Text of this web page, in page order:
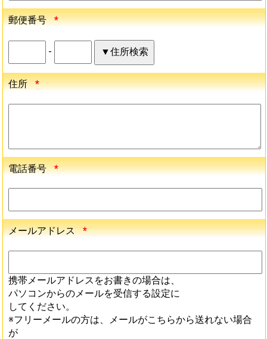
郵便番号 *
-
住所 *
電話番号 *
メールアドレス *
携帯メールアドレスをお書きの場合は、
パソコンからのメールを受信する設定に
してください。
※フリーメールの方は、メールがこちらから送れない場合
が